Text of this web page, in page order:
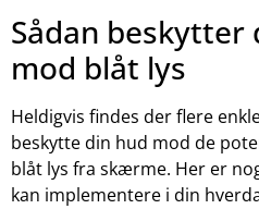
Sådan beskytter
mod blåt lys
Heldigvis findes der flere
beskytte din hud mod de
blåt lys fra skærme. Her er
kan implementere i din